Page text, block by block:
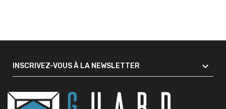
INSCRIVEZ-VOUS À LA NEWSLETTER 